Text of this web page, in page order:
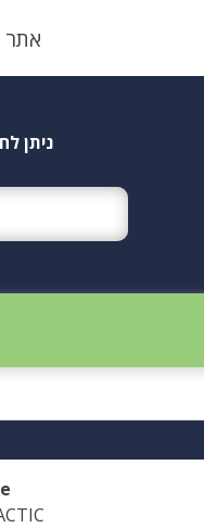
אתר
ניתן